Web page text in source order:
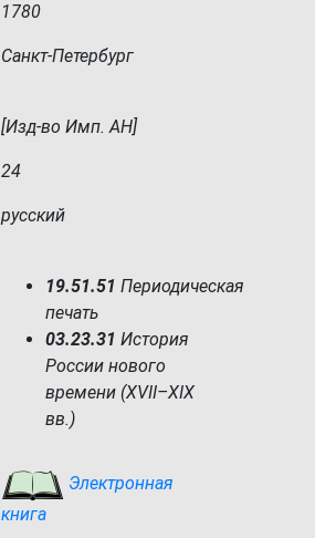
1780
Санкт-Петербург
[Изд-во Имп. АН]
24
русский
19.51.51 Периодическая
печать
03.23.31 История
России нового
времени (XVII–XIX
вв.)
Электронная
книга